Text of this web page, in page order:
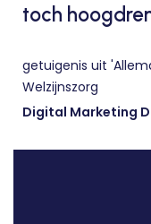
toch
getuigenis uit
Welzijnszorg
Digital Marketing